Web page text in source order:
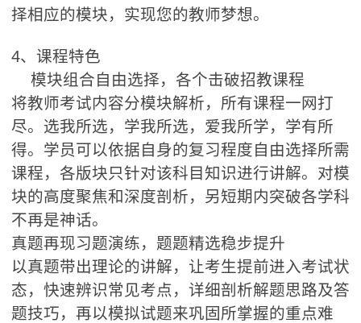
择相应的模块，实现您的教师梦想。
4、课程特色
模块组合自由选择，各个击破招教课程
将教师考试内容分模块解析，所有课程一网打
尽。选我所选，学我所选，爱我所学，学有所
得。学员可以依据自身的复习程度自由选择所需
课程，各版块只针对该科目知识进行讲解。对模
块的高度聚焦和深度剖析，另短期内突破各学科
不再是神话。
真题再现习题演练，题题精选稳步提升
以真题带出理论的讲解，让考生提前进入考试状
态，快速辨识常见考点，详细剖析解题思路及答
题技巧，再以模拟试题来巩固所掌握的重点难